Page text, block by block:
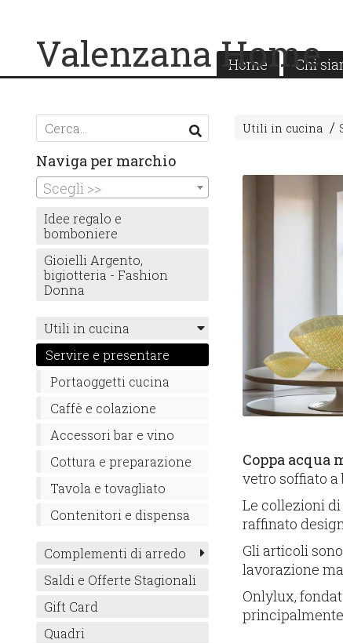
Home Chi
Valenzana Home
Utili in cucina
Coppa acqua
vetro soffiato a
Le collezioni
raffinato
Gli articoli
lavorazione
Onlylux,
Naviga per marchio
Scegli >>
Idee regalo e
bomboniere
Gioielli Argento,
bigiotteria - Fashion
Donna
Utili in cucina
Servire e presentare
Portaoggetti cucina
Caffè e colazione
Accessori bar e vino
Cottura e preparazione
Tavola e tovagliato
Contenitori e dispensa
Complementi di arredo
Saldi e Offerte Stagionali
Gift Card
Quadri